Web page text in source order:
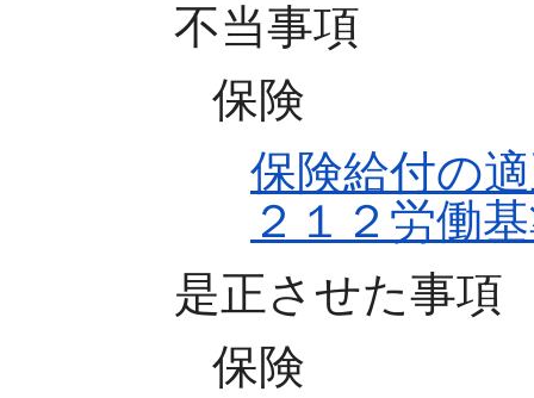
不当事項
保険
保険給付の
２１２労働
是正させた事項
保険